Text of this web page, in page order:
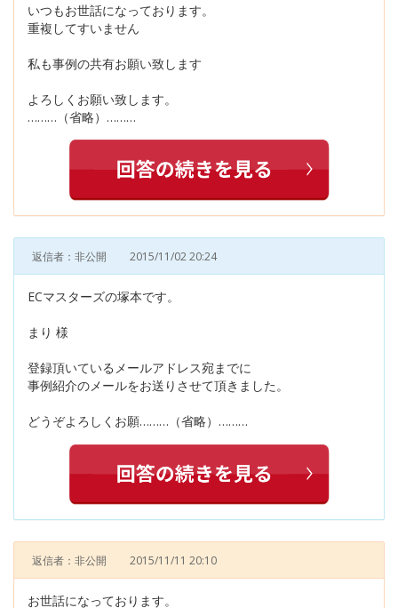
いつもお世話になっております。
重複してすいません
私も事例の共有お願い致します
よろしくお願い致します。
………（省略）………
返信者：非公開 2015/11/02 20:24
ECマスターズの塚本です。
まり 様
登録頂いているメールアドレス宛までに
事例紹介のメールをお送りさせて頂きました。
どうぞよろしくお願………（省略）………
返信者：非公開 2015/11/11 20:10
お世話になっております。